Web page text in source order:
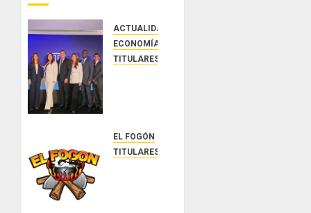
ACTUALIDAD
ECONOMÍA Y FINANZAS
TITULARES
CONALPROSE
IMPULSARÁ
EL FOGÓN
TITULARES